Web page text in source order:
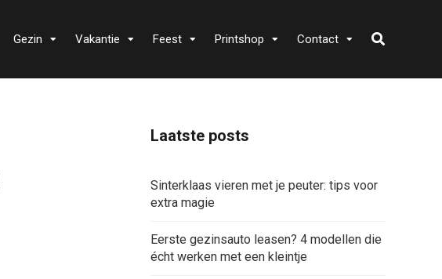
Gezin Vakantie Feest Printshop Contact
Laatste posts
Sinterklaas vieren met je peuter: tips voor
extra magie
Eerste gezinsauto leasen? 4 modellen die
écht werken met een kleintje